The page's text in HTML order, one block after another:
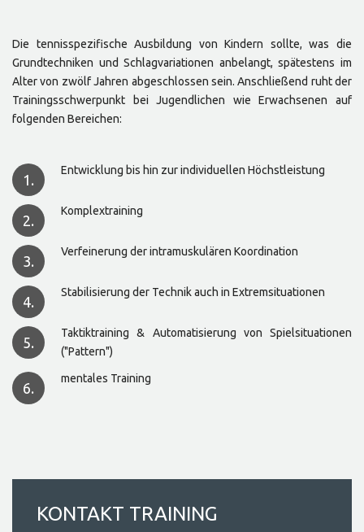
Die tennisspezifische Ausbildung von Kindern sollte, was die
Grundtechniken und Schlagvariationen anbelangt, spätestens im
Alter von zwölf Jahren abgeschlossen sein. Anschließend ruht der
Trainingsschwerpunkt bei Jugendlichen wie Erwachsenen auf
folgenden Bereichen:
1.
Entwicklung bis hin zur individuellen Höchstleistung
2.
Komplextraining
3.
Verfeinerung der intramuskulären Koordination
4.
Stabilisierung der Technik auch in Extremsituationen
5.
Taktiktraining & Automatisierung von Spielsituationen
("Pattern")
6.
mentales Training
KINDER 7-9 JAHRE
KONTAKT TRAINING